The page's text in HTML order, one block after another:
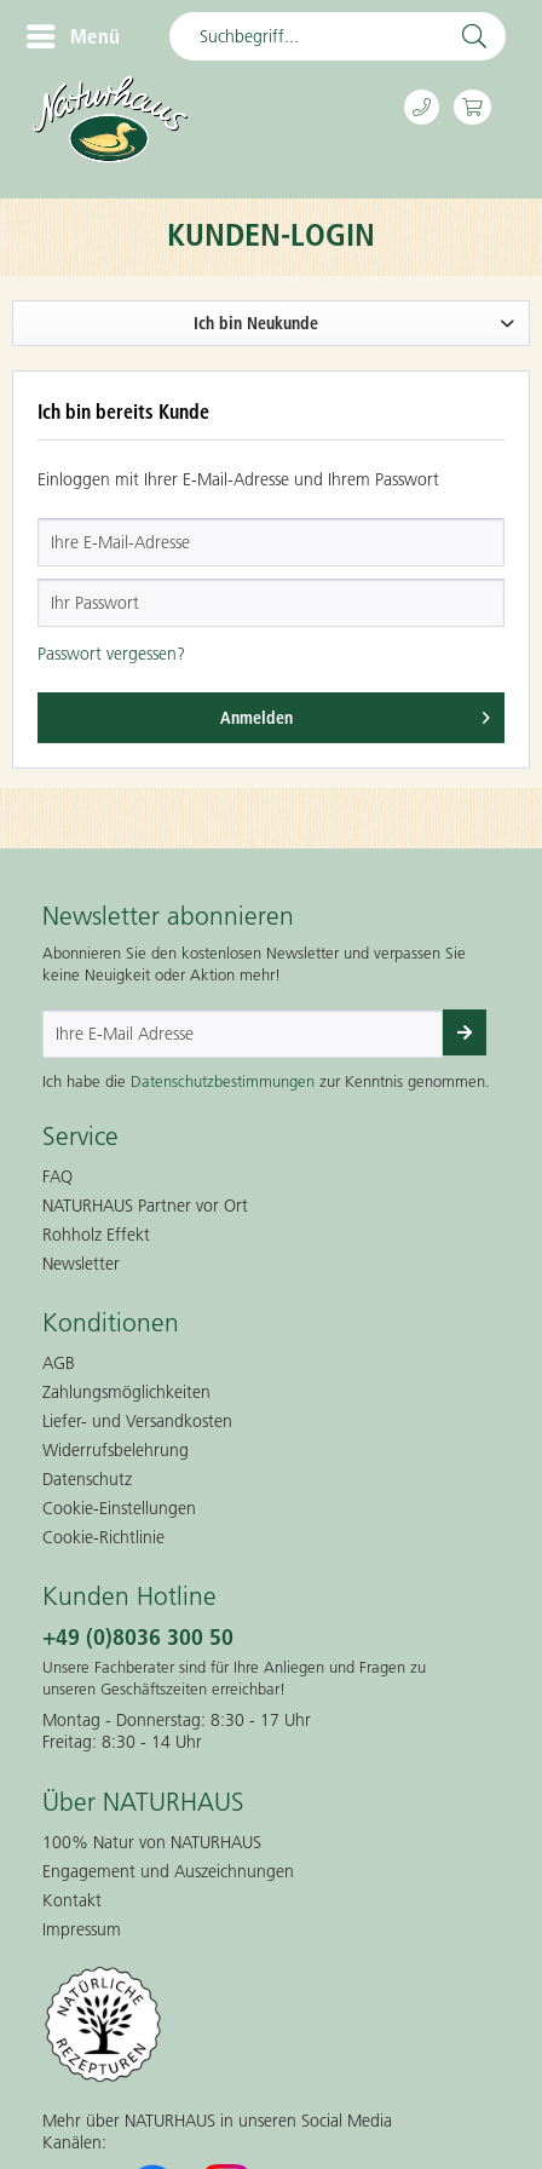
Menü
KUNDEN-LOGIN
Ich bin Neukunde
Ich bin bereits Kunde
Einloggen mit Ihrer E-Mail-Adresse und Ihrem Passwort
Passwort vergessen?
Anmelden
Newsletter abonnieren
Abonnieren Sie den kostenlosen Newsletter und verpassen Sie
keine Neuigkeit oder Aktion mehr!
Ich habe die Datenschutzbestimmungen zur Kenntnis genommen.
Service
FAQ
NATURHAUS Partner vor Ort
Rohholz Effekt
Newsletter
Konditionen
AGB
Zahlungsmöglichkeiten
Liefer- und Versandkosten
Widerrufsbelehrung
Datenschutz
Cookie-Einstellungen
Cookie-Richtlinie
Kunden Hotline
+49 (0)8036 300 50
Unsere Fachberater sind für Ihre Anliegen und Fragen zu
unseren Geschäftszeiten erreichbar!
Montag - Donnerstag: 8:30 - 17 Uhr
Freitag: 8:30 - 14 Uhr
Über NATURHAUS
100% Natur von NATURHAUS
Engagement und Auszeichnungen
Kontakt
Impressum
Mehr über NATURHAUS in unseren Social Media
Kanälen: